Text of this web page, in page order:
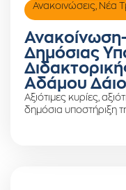
Ανακοινώσεις Νέα
Δημόσιας
Αδάμου
Αξιότιμες κυρίες,
δημόσια υποστήριξη